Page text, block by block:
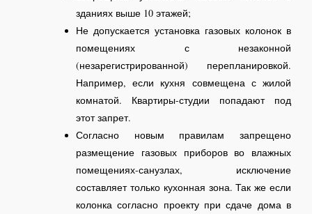
зданиях выше 10 этажей;
Не допускается установка газовых колонок в
помещениях с незаконной
(незарегистрированной) перепланировкой.
Например, если кухня совмещена с жилой
комнатой. Квартиры-студии попадают под
этот запрет.
Согласно новым правилам запрещено
размещение газовых приборов во влажных
помещениях-санузлах, исключение
составляет только кухонная зона. Так же если
колонка согласно проекту при сдаче дома в